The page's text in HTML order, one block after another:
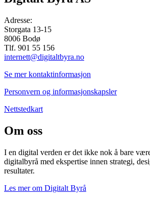
Adresse:
Storgata 13-15
8006 Bodø
Tlf. 901 55 156
internett@digitaltbyra.no
Se mer kontaktinformasjon
Personvern og informasjonskapsler
Nettstedkart
Om oss
I en digital verden er det ikke nok å bare
digitalbyrå med ekspertise innen strategi,
resultater.
Les mer om Digitalt Byrå